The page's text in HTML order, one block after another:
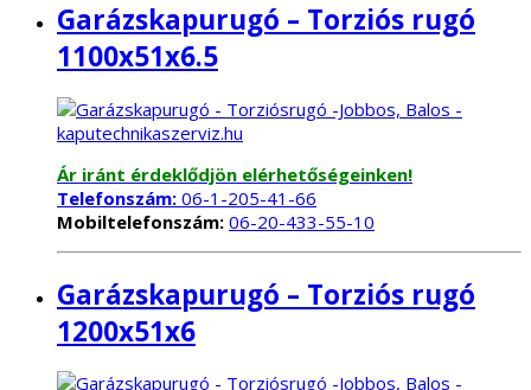
Garázskapurugó – Torziós rugó
1100x51x6.5
Ár iránt érdeklődjön elérhetőségeinken!
Telefonszám: 06-1-205-41-66
Mobiltelefonszám: 06-20-433-55-10
Garázskapurugó – Torziós rugó
1200x51x6